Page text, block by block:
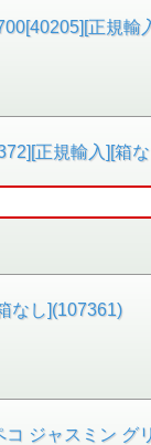
正規輸
正規輸入][箱
なし](107361)
コ ジャスミン